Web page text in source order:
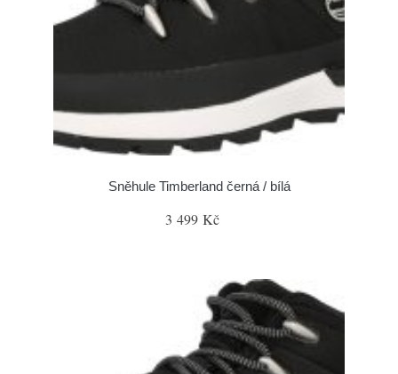
Sněhule Timberland černá / bílá
3 499 Kč